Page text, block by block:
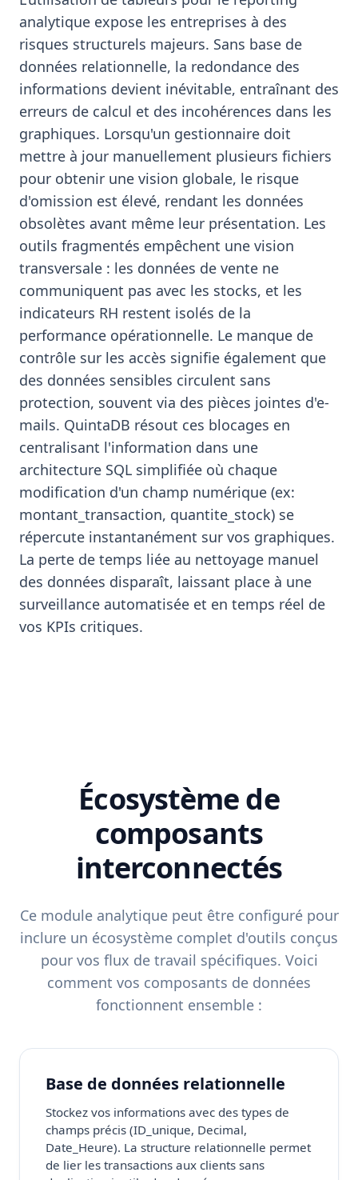
analytique expose les entreprises à des
risques structurels majeurs. Sans base de
données relationnelle, la redondance des
informations devient inévitable, entraînant des
erreurs de calcul et des incohérences dans les
graphiques. Lorsqu'un gestionnaire doit
mettre à jour manuellement plusieurs fichiers
pour obtenir une vision globale, le risque
d'omission est élevé, rendant les données
obsolètes avant même leur présentation. Les
outils fragmentés empêchent une vision
transversale : les données de vente ne
communiquent pas avec les stocks, et les
indicateurs RH restent isolés de la
performance opérationnelle. Le manque de
contrôle sur les accès signifie également que
des données sensibles circulent sans
protection, souvent via des pièces jointes d'e-
mails. QuintaDB résout ces blocages en
centralisant l'information dans une
architecture SQL simplifiée où chaque
modification d'un champ numérique (ex:
montant_transaction, quantite_stock) se
répercute instantanément sur vos graphiques.
La perte de temps liée au nettoyage manuel
des données disparaît, laissant place à une
surveillance automatisée et en temps réel de
vos KPIs critiques.
Écosystème de
composants
interconnectés
Ce module analytique peut être configuré pour
inclure un écosystème complet d'outils conçus
pour vos flux de travail spécifiques. Voici
comment vos composants de données
fonctionnent ensemble :
Base de données relationnelle
Stockez vos informations avec des types de
champs précis (ID_unique, Decimal,
Date_Heure). La structure relationnelle permet
de lier les transactions aux clients sans